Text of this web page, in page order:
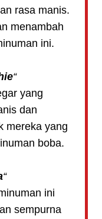
rasa manis.
menambah
ini.
“
yang
dan
mereka yang
boba.
“
ini
sempurna